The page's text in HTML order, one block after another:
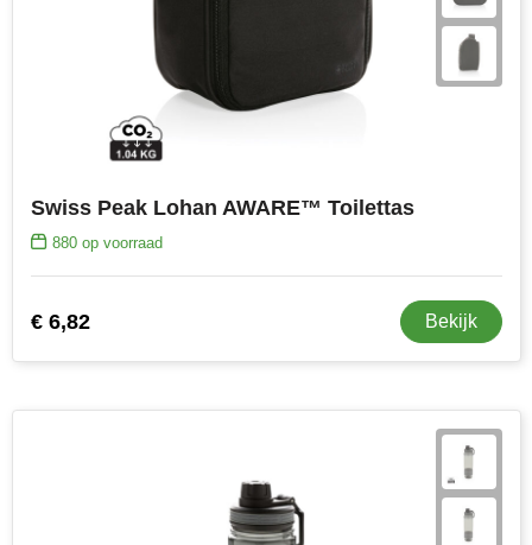
Swiss Peak Lohan AWARE™ Toilettas
880op voorraad
€ 6,82 Bekijk